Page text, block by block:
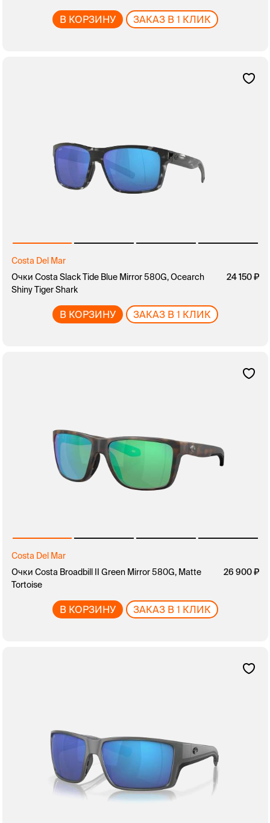
В КОРЗИНУ ЗАКАЗ В 1 КЛИК
Costa Del Mar
Очки Costa Slack Tide Blue Mirror 580G, Ocearch
Shiny Tiger Shark
24 150
В КОРЗИНУ ЗАКАЗ В 1 КЛИК
Costa Del Mar
Очки Costa Broadbill II Green Mirror 580G, Matte
Tortoise
26 900
В КОРЗИНУ ЗАКАЗ В 1 КЛИК